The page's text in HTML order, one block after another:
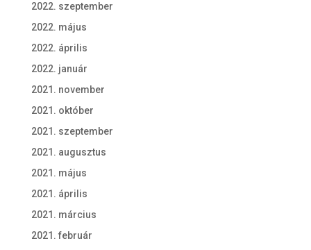
2022. szeptember
2022. május
2022. április
2022. január
2021. november
2021. október
2021. szeptember
2021. augusztus
2021. május
2021. április
2021. március
2021. február